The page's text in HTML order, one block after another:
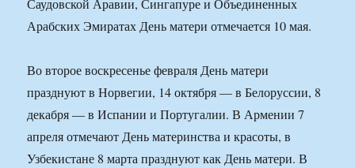
Саудовской Аравии, Сингапуре и Объединенных
Арабских Эмиратах День матери отмечается 10 мая.
Во второе воскресенье февраля День матери
празднуют в Норвегии, 14 октября — в Белоруссии, 8
декабря — в Испании и Португалии. В Армении 7
апреля отмечают День материнства и красоты, в
Узбекистане 8 марта празднуют как День матери. В